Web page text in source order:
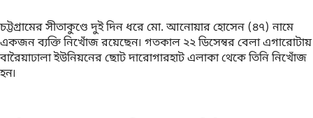
চট্টগ্রামের সীতাকুণ্ডে দুই দিন ধরে মো. আনোয়ার হোসেন (৪৭) নামে
একজন ব্যক্তি নিখোঁজ রয়েছেন৷ গতকাল ২২ ডিসেম্বর বেলা এগারোটায়
বারৈয়াঢালা ইউনিয়নের ছোট দারোগারহাট এলাকা থেকে তিনি নিখোঁজ
হন৷